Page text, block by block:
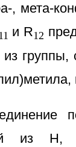
, мета-
и R12
группы,
из Н,